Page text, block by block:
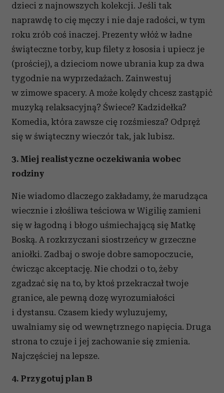
dzieci z najnowszych kolekcji. Jeśli tak
naprawdę to cię męczy i nie daje radości, w tym
roku zrób coś inaczej. Prezenty włóż w ładne
świąteczne torby, kup filety z łososia i upiecz je
(prościej), a dzieciom nowe ubrania kup za dwa
tygodnie na wyprzedażach. Zainwestuj
w zimowe spacery. A może kolędy chcesz zastąpić
muzyką relaksacyjną? Świece? Kadzidełka?
Komedia, która zawsze cię rozśmiesza? Odpręż
się w świąteczny wieczór tak, jak lubisz.
3. Miej realistyczne oczekiwania wobec
rodziny
Nie wiadomo dlaczego zakładamy, że marudząca
wiecznie i złośliwa teściowa w Wigilię zamieni
się w łagodną i błogo uśmiechającą się Matkę
Boską. A rozkrzyczani siostrzeńcy w grzeczne
aniołki. Zadbaj o swoje dobre samopoczucie,
ćwicząc akceptację. Nie chodzi o to, żeby
zgadzać się na to, by ktoś przekraczał twoje
granice, ale pewną dozę wyrozumiałości
i dystansu. Czasem kiedy wyluzujemy,
uwalniamy się od wewnętrznego napięcia. Druga
strona to czuje i jej zachowanie się zmienia.
Najczęściej na lepsze.
4. Przygotuj plan B